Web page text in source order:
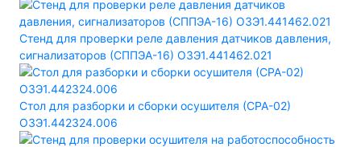
Стенд для проверки реле давления датчиков давления,
сигнализаторов (СППЭА-16) ОЗЭ1.441462.021
Стол для разборки и сборки осушителя (СРА-02)
ОЗЭ1.442324.006